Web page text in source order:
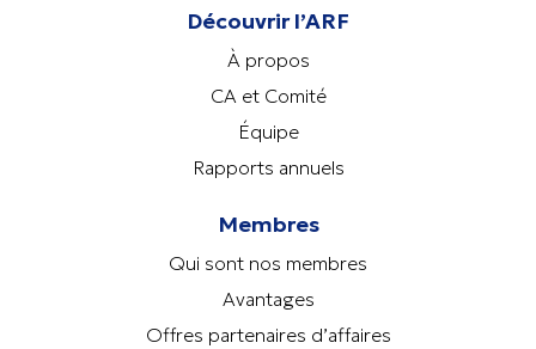
Découvrir l’ARF
À propos
CA et Comité
Équipe
Rapports annuels
Membres
Qui sont nos membres
Avantages
Offres partenaires d’affaires